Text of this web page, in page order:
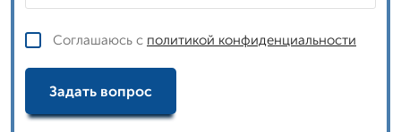
Соглашаюсь с политикой конфиденциальности
Задать вопрос